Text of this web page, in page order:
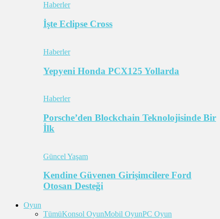
Haberler
İşte Eclipse Cross
Haberler
Yepyeni Honda PCX125 Yollarda
Haberler
Porsche’den Blockchain Teknolojisinde Bir
İlk
Güncel Yaşam
Kendine Güvenen Girişimcilere Ford
Otosan Desteği
Oyun
TümüKonsol OyunMobil OyunPC Oyun